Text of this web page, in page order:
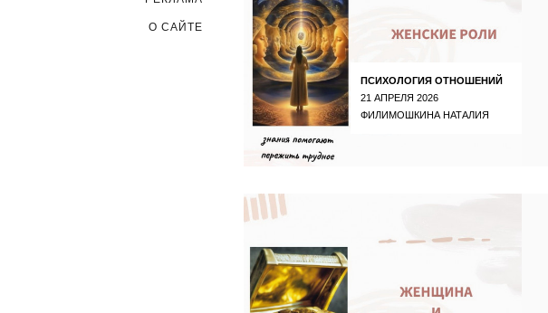
О САЙТЕ
ПСИХОЛОГИЯ ОТНОШЕНИЙ
21 АПРЕЛЯ 2026
ФИЛИМОШКИНА НАТАЛИЯ